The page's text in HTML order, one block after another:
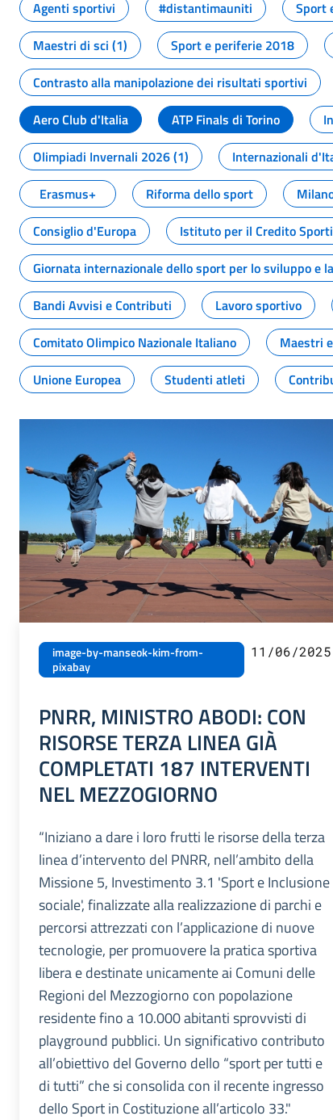
Agenti sportivi
#distantimauniti Sport
Maestri di sci (1)
Sport e periferie 2018
Contrasto alla manipolazione dei risultati sportivi
Aero Club d'Italia
ATP Finals di Torino
Olimpiadi Invernali 2026 (1)
Internazionali
Erasmus+
Riforma dello sport
Consiglio d'Europa
Istituto per il Credito
Giornata internazionale dello sport per lo sviluppo e
Bandi Avvisi e Contributi
Lavoro sportivo
Comitato Olimpico Nazionale Italiano
Maestri
Unione Europea
Studenti atleti
image-by-manseok-kim-from-
pixabay
11/06/2025
PNRR, MINISTRO ABODI: CON
RISORSE TERZA LINEA GIÀ
COMPLETATI 187 INTERVENTI
NEL MEZZOGIORNO
“Iniziano a dare i loro frutti le risorse della terza
linea d’intervento del PNRR, nell’ambito della
Missione 5, Investimento 3.1 'Sport e Inclusione
sociale', finalizzate alla realizzazione di parchi e
percorsi attrezzati con l’applicazione di nuove
tecnologie, per promuovere la pratica sportiva
libera e destinate unicamente ai Comuni delle
Regioni del Mezzogiorno con popolazione
residente fino a 10.000 abitanti sprovvisti di
playground pubblici. Un significativo contributo
all’obiettivo del Governo dello “sport per tutti e
di tutti” che si consolida con il recente ingresso
dello Sport in Costituzione all’articolo 33."